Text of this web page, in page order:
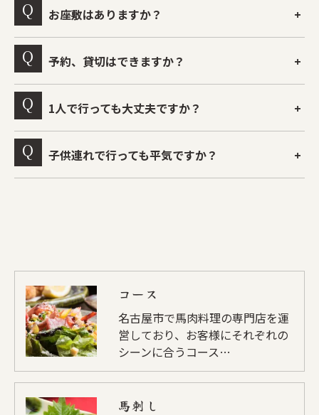
お座敷はありますか？
予約、貸切はできますか？
1人で行っても大丈夫ですか？
子供連れで行っても平気ですか？
コース
名古屋市で馬肉料理の専門店を運
営しており、お客様にそれぞれの
シーンに合うコース…
馬刺し